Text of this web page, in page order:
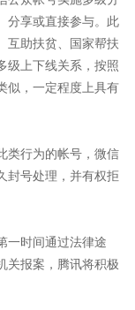
分享或直接参与。此
互助扶贫、国家帮扶
级上下线关系，按照
似，一定程度上具有
行为的帐号，微信
封号处理，并有权拒
时间通过法律途
关报案，腾讯将积极